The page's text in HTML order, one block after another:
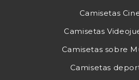
Camisetas
Camisetas
Camisetas sobre
Camisetas